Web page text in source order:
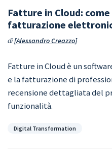
Fatture in Cloud:
fatturazione
di Alessandro Creazzo
Fatture in Cloud è un
e la fatturazione di
recensione dettagliata del
funzionalità.
Categorie
Digital Transformation